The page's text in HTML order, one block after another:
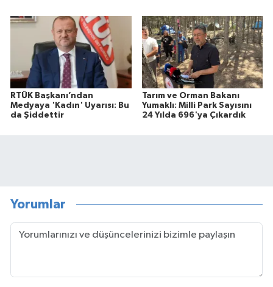
RTÜK Başkanı’ndan
Medyaya 'Kadın' Uyarısı: Bu
da Şiddettir
Tarım ve Orman Bakanı
Yumaklı: Milli Park Sayısını
24 Yılda 696'ya Çıkardık
Yorumlar